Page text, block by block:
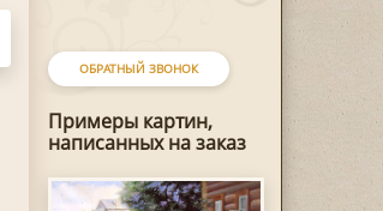
ОБРАТНЫЙ ЗВОНОК
Примеры картин,
написанных на заказ